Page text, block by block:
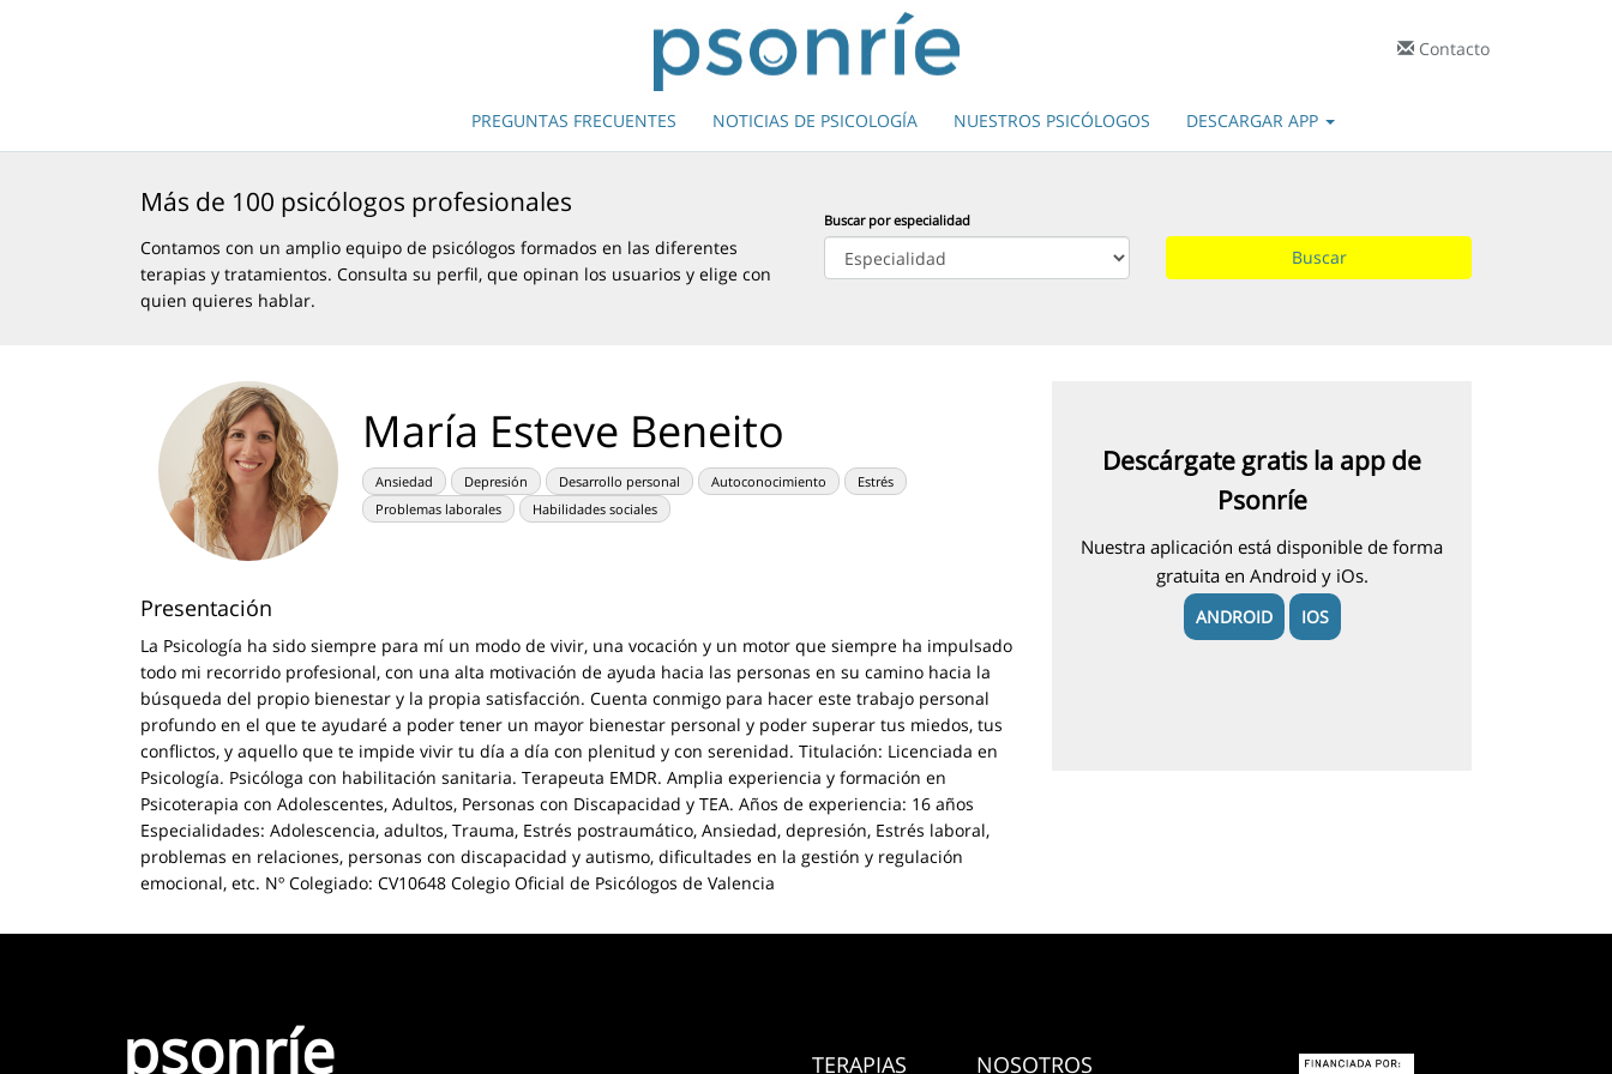
Contacto
PREGUNTAS FRECUENTES NOTICIAS DE PSICOLOGÍA NUESTROS PSICÓLOGOS DESCARGAR APP
Más de 100 psicólogos profesionales
Contamos con un amplio equipo de psicólogos formados en las diferentes
terapias y tratamientos. Consulta su perfil, que opinan los usuarios y elige con
quien quieres hablar.
Buscar por especialidad
María Esteve Beneito
Ansiedad Depresión Desarrollo personal Autoconocimiento
Estrés
Problemas laborales
Habilidades sociales
Presentación
La Psicología ha sido siempre para mí un modo de vivir, una vocación y un motor que siempre ha impulsado
todo mi recorrido profesional, con una alta motivación de ayuda hacia las personas en su camino hacia la
búsqueda del propio bienestar y la propia satisfacción. Cuenta conmigo para hacer este trabajo personal
profundo en el que te ayudaré a poder tener un mayor bienestar personal y poder superar tus miedos, tus
conflictos, y aquello que te impide vivir tu día a día con plenitud y con serenidad. Titulación: Licenciada en
Psicología. Psicóloga con habilitación sanitaria. Terapeuta EMDR. Amplia experiencia y formación en
Psicoterapia con Adolescentes, Adultos, Personas con Discapacidad y TEA. Años de experiencia: 16 años
Especialidades: Adolescencia, adultos, Trauma, Estrés postraumático, Ansiedad, depresión, Estrés laboral,
problemas en relaciones, personas con discapacidad y autismo, dificultades en la gestión y regulación
emocional, etc. Nº Colegiado: CV10648 Colegio Oficial de Psicólogos de Valencia
Descárgate gratis la app de
Psonríe
Nuestra aplicación está disponible de forma
gratuita en Android y iOs.
ANDROID IOS
psonríe TERAPIAS NOSOTROS